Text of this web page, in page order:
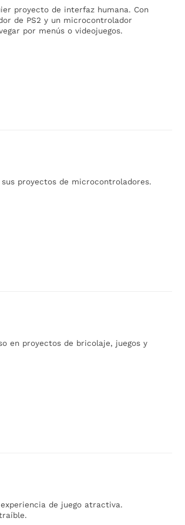
proyecto de interfaz humana. Con
de PS2 y un microcontrolador
por menús o videojuegos.
proyectos de microcontroladores.
en proyectos de bricolaje, juegos y
de juego atractiva.